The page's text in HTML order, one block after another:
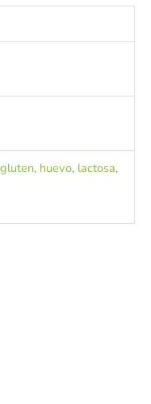
gluten, huevo, lactosa,